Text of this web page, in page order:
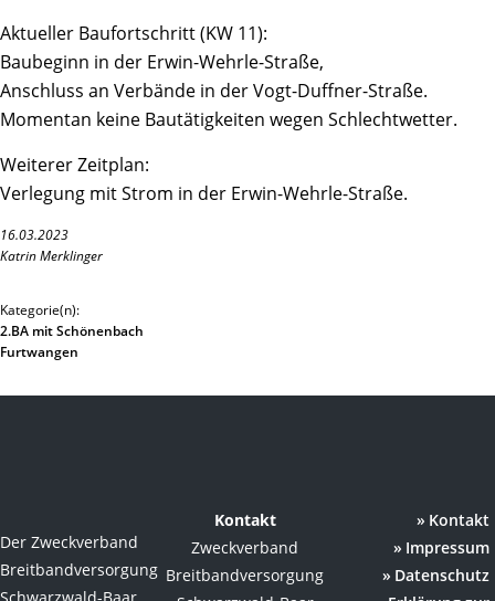
Aktueller Baufortschritt (KW 11):
Baubeginn in der Erwin-Wehrle-Straße,
Anschluss an Verbände in der Vogt-Duffner-Straße.
Momentan keine Bautätigkeiten wegen Schlechtwetter.
Weiterer Zeitplan:
Verlegung mit Strom in der Erwin-Wehrle-Straße.
16.03.2023
Katrin Merklinger
Kategorie(n):
2.BA mit Schönenbach
Furtwangen
Der Zweckverband
Breitbandversorgung
Kontakt
Zweckverband
Breitbandversorgung
Kontakt
Impressum
Datenschutz